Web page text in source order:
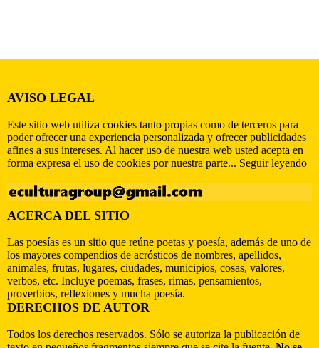
AVISO LEGAL
Este sitio web utiliza cookies tanto propias como de terceros para
poder ofrecer una experiencia personalizada y ofrecer publicidades
afines a sus intereses. Al hacer uso de nuestra web usted acepta en
forma expresa el uso de cookies por nuestra parte... Seguir leyendo
ACERCA DEL SITIO
Las poesías es un sitio que reúne poetas y poesía, además de uno de
los mayores compendios de acrósticos de nombres, apellidos,
animales, frutas, lugares, ciudades, municipios, cosas, valores,
verbos, etc. Incluye poemas, frases, rimas, pensamientos,
proverbios, reflexiones y mucha poesía.
DERECHOS DE AUTOR
Todos los derechos reservados. Sólo se autoriza la publicación de